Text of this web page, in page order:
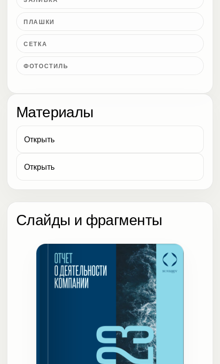
ПЛАШКИ
СЕТКА
ФОТОСТИЛЬ
Материалы
Открыть
Открыть
Слайды и фрагменты